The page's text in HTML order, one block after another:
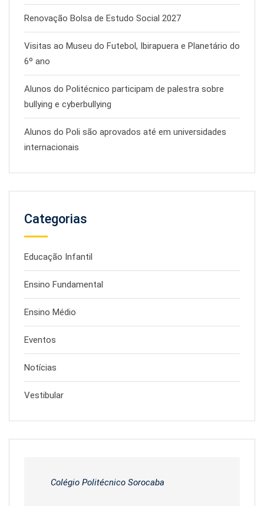
Renovação Bolsa de Estudo Social 2027
Visitas ao Museu do Futebol, Ibirapuera e Planetário do
6º ano
Alunos do Politécnico participam de palestra sobre
bullying e cyberbullying
Alunos do Poli são aprovados até em universidades
internacionais
Categorias
Educação Infantil
Ensino Fundamental
Ensino Médio
Eventos
Notícias
Vestibular
Colégio Politécnico Sorocaba